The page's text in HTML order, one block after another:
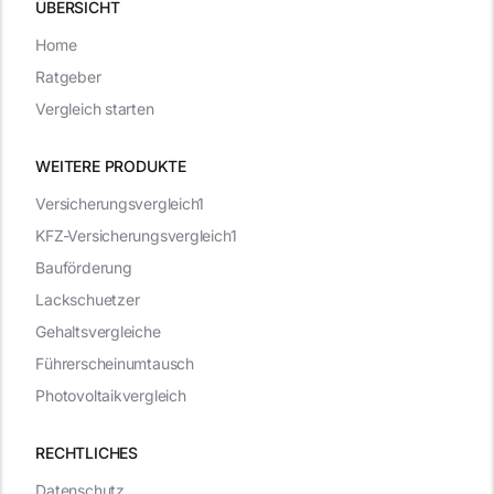
ÜBERSICHT
WEITERE PRODUKTE
RECHTLICHES
Datenschutz
Versicherungsvergleich1
KFZ-Versicherungsvergleich1
Bauförderung
Lackschuetzer
Gehaltsvergleiche
Führerscheinumtausch
Photovoltaikvergleich
Home
Ratgeber
Vergleich starten